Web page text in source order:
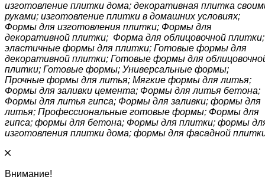
изготовление плитки дома; декоративная плитка
руками; изготовление плитки в домашних условиях;
Формы для изготовления плитки; Формы для
декоративной плитки; Форма для облицовочной плитки;
эластичные формы для плитки; Готовые формы для
декоративной плитки; Готовые формы для
плитки; Готовые формы; Универсальные формы;
Прочные формы для литья; Мягкие формы для литья;
Формы для заливки цемента; Формы для литья бетона;
Формы для литья гипса; Формы для заливки; формы для
литья; Профессиональные готовые формы; Формы для
гипса; формы для бетона; Формы для плитки; формы
изготовления плитки дома; формы для фасадной
Внимание!